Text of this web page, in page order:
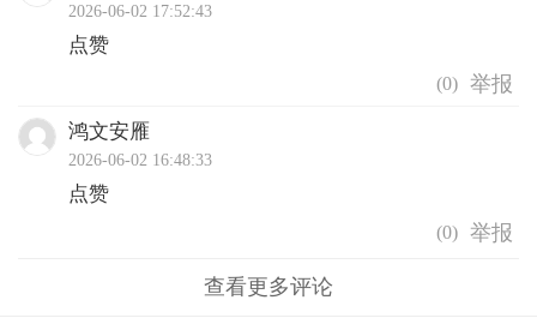
2026-06-02 17:52:43
点赞
(0)
鸿文安雁
2026-06-02 16:48:33
点赞
(0)
查看更多评论